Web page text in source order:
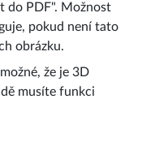
do PDF". Možnost
pokud není tato
obrázku.
že je 3D
musíte funkci